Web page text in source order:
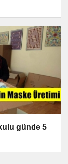
günde 5